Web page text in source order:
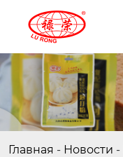
Главная - Новости -